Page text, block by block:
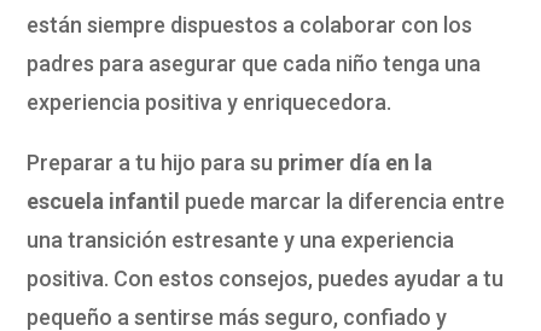
están siempre dispuestos a colaborar con los
padres para asegurar que cada niño tenga una
experiencia positiva y enriquecedora.
Preparar a tu hijo para su primer día en la
escuela infantil puede marcar la diferencia entre
una transición estresante y una experiencia
positiva. Con estos consejos, puedes ayudar a tu
pequeño a sentirse más seguro, confiado y